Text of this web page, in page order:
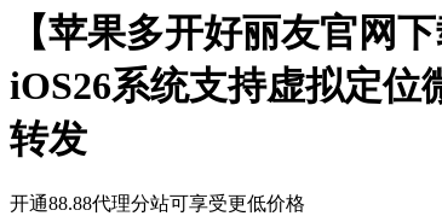
【苹果多开好丽友官网
iOS26系统支持虚拟定
转发
开通88.88代理分站可享受更低价格